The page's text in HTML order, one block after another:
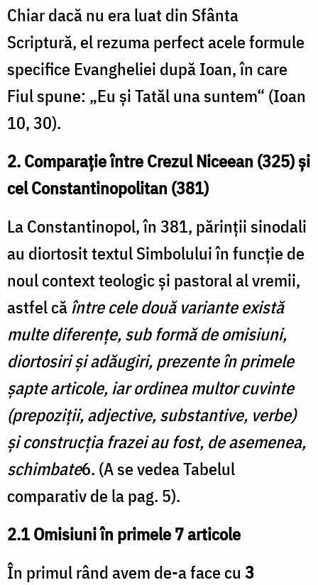
Chiar dacă nu era luat din Sfânta
Scriptură, el rezuma perfect acele formule
specifice Evangheliei după Ioan, în care
Fiul spune: „Eu și Tatăl una suntem“ (Ioan
10, 30).
2. Comparație între Crezul Niceean (325) și
cel Constantinopolitan (381)
La Constantinopol, în 381, părinții sinodali
au diortosit textul Simbolului în funcție de
noul context teologic și pastoral al vremii,
astfel căîntre cele două variante există
multe diferențe, sub formă de omisiuni,
diortosiri și adăugiri, prezente în primele
șapte articole, iar ordinea multor cuvinte
(prepo­ziții, adjective, substantive, verbe)
și construcția frazei au fost, de asemenea,
schimbate6. (A se vedea Tabelul
comparativ de la pag. 5).
2.1 Omisiuni în primele 7 articole
În primul rând avem de-a face cu 3